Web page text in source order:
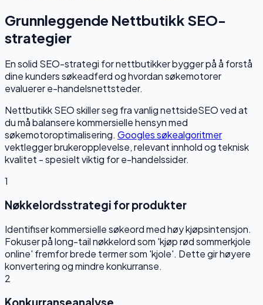
Grunnleggende Nettbutikk SEO-
strategier
En solid SEO-strategi for nettbutikker bygger på å forstå
dine kunders søkeadferd og hvordan søkemotorer
evaluerer e-handelsnettsteder.
Nettbutikk SEO skiller seg fra vanlig nettsideSEO ved at
du må balansere kommersielle hensyn med
søkemotoroptimalisering. Googles søkealgoritmer
vektlegger brukeropplevelse, relevant innhold og teknisk
kvalitet - spesielt viktig for e-handelssider.
1
Nøkkelordsstrategi for produkter
Identifiser kommersielle søkeord med høy kjøpsintensjon.
Fokuser på long-tail nøkkelord som 'kjøp rød sommerkjole
online' fremfor brede termer som 'kjole'. Dette gir høyere
konvertering og mindre konkurranse.
2
Konkurranseanalyse